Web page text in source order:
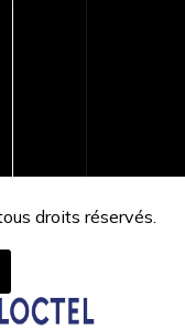
droits réservés.